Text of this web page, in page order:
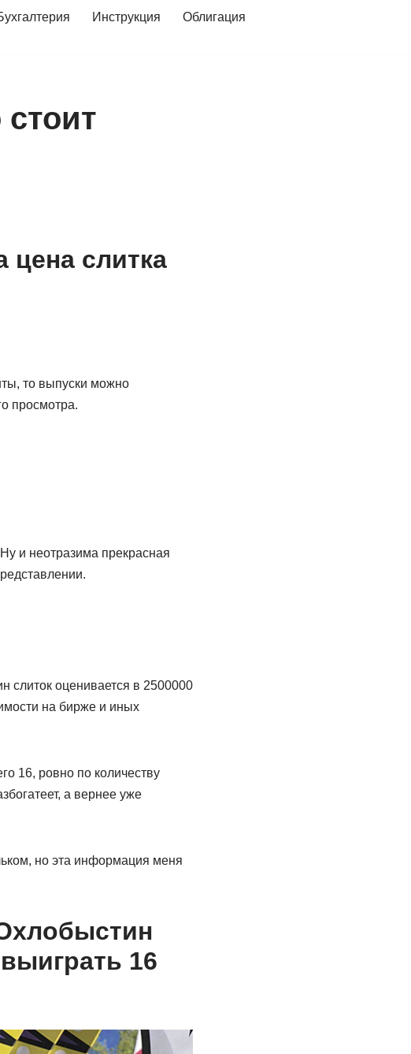
Инструкция
Облигация
цена слитка
то выпуски можно
просмотра.
и неотразима прекрасная
слиток оценивается в 2500000
на бирже и иных
16, ровно по количеству
а вернее уже
но эта информация меня
16